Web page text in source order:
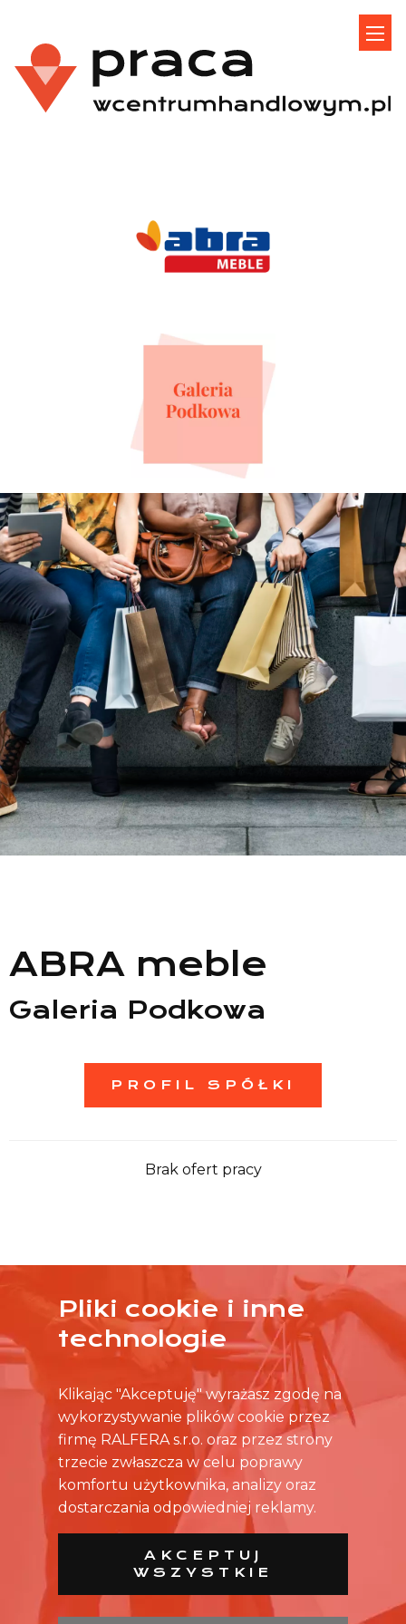
Lista sklepów
Informacje
ABRA meble
Galeria Podkowa
PROFIL SPÓŁKI
Brak ofert pracy
ŻADNA OFERTA CIĘ NIE ZAINTERESOWAŁA?
SKONTAKTUJ SIĘ BEZPOŚREDNIO ZE SKLEPEM.
Pliki cookie i inne
technologie
Klikając "Akceptuję" wyrażasz zgodę na
wykorzystywanie plików cookie przez
firmę RALFERA s.r.o. oraz przez strony
trzecie zwłaszcza w celu poprawy
komfortu użytkownika, analizy oraz
dostarczania odpowiedniej reklamy.
AKCEPTUJ
WSZYSTKIE